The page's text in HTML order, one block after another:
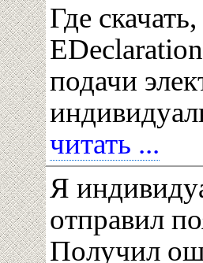
Где
подачи
читать ...
Я
отправил
Получил